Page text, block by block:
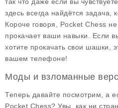
здесь всегда найдётся задача,
Короче говоря, Pocket Chess не
прокачает ваши навыки. Если
хотите прокачать свои шашки,
вашем телефоне!
Моды и взломанные
Теперь давайте посмотрим, а
Pocket Chess? Увы, как ни